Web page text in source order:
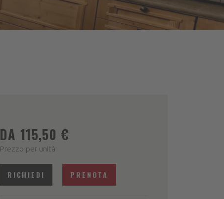
DA 115,50 €
Prezzo per unità
RICHIEDI PRENOTA